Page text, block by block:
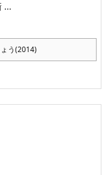
...
う(2014)